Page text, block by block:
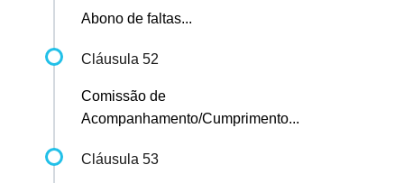
Abono de faltas...
Cláusula 52
Comissão de
Acompanhamento/Cumprimento...
Cláusula 53